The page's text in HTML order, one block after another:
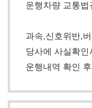
운행차량 교통
과속,신호위반,
당사에 사실확
운행내역 확인